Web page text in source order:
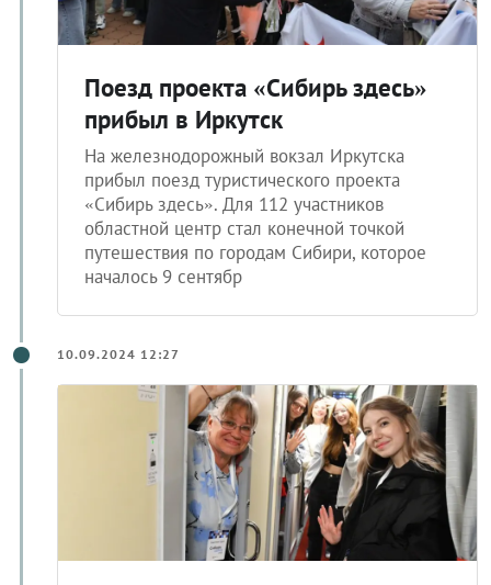
Поезд проекта «Сибирь здесь»
прибыл в Иркутск
На железнодорожный вокзал Иркутска
прибыл поезд туристического проекта
«Сибирь здесь». Для 112 участников
областной центр стал конечной точкой
путешествия по городам Сибири, которое
началось 9 сентябр
10.09.2024 12:27